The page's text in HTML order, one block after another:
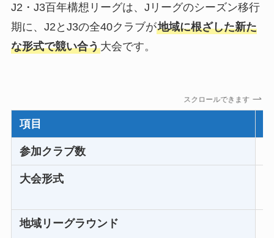
J2・J3百年構想リーグは、Jリーグのシーズン移行
期に、J2とJ3の全40クラブが地域に根ざした新た
な形式で競い合う大会です。
スクロールできます
項目
参加クラブ数
大会形式
地域リーグラウンド